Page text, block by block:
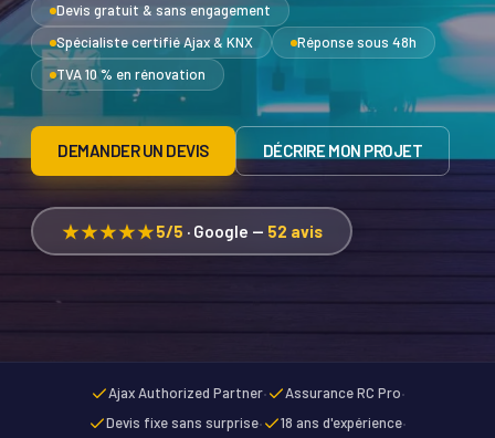
Devis gratuit & sans engagement
Spécialiste certifié Ajax & KNX
Réponse sous 48h
TVA 10 % en rénovation
DEMANDER UN DEVIS DÉCRIRE MON PROJET
★★★★★5/5 · Google — 52 avis
Ajax Authorized Partner· Assurance RC Pro·
Devis fixe sans surprise· 18 ans d'expérience·